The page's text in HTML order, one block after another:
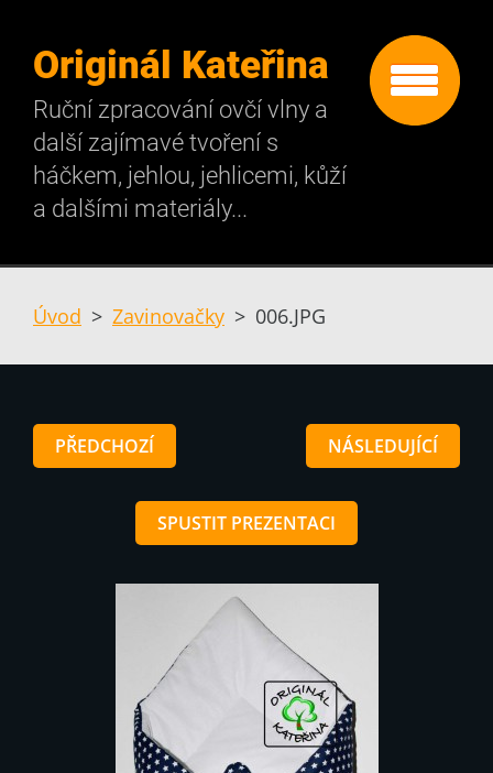
Originál Kateřina
Ruční zpracování ovčí vlny a
další zajímavé tvoření s
háčkem, jehlou, jehlicemi, kůží
a dalšími materiály...
Úvod > Zavinovačky > 006.JPG
PŘEDCHOZÍ NÁSLEDUJÍCÍ
SPUSTIT PREZENTACI